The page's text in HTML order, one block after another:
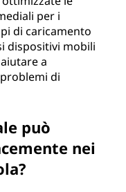
per i
di caricamento
dispositivi mobili
a
di
può
nei